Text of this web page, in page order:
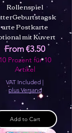
Rollenspiel
arte Postkarte
mit Kuvert
From €3.50
Sale Price
10 Prozent für 10
Artikel
VAT Included |
plus Versand
Add to Cart